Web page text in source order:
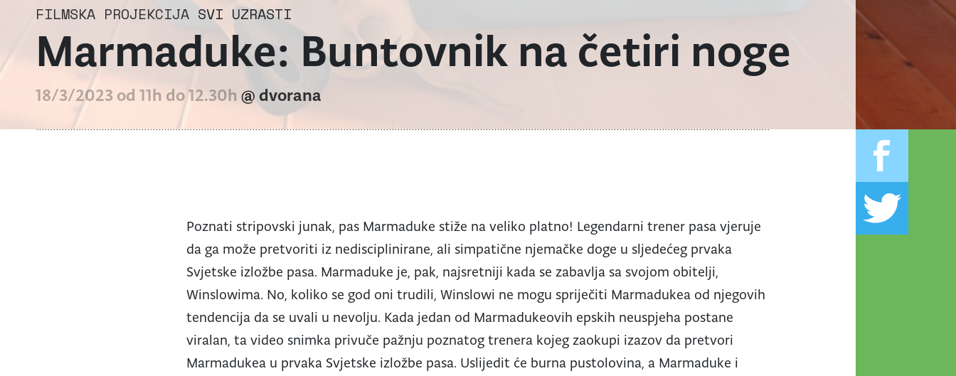
FILMSKA PROJEKCIJA SVI UZRASTI
Marmaduke: Buntovnik na četiri noge
18/3/2023 od 11h do 12.30h @ dvorana
Poznati stripovski junak, pas Marmaduke stiže na veliko platno! Legendarni trener pasa vjeruje
da ga može pretvoriti iz nedisciplinirane, ali simpatične njemačke doge u sljedećeg prvaka
Svjetske izložbe pasa. Marmaduke je, pak, najsretniji kada se zabavlja sa svojom obitelji,
Winslowima. No, koliko se god oni trudili, Winslowi ne mogu spriječiti Marmadukea od njegovih
tendencija da se uvali u nevolju. Kada jedan od Marmadukeovih epskih neuspjeha postane
viralan, ta video snimka privuče pažnju poznatog trenera kojeg zaokupi izazov da pretvori
Marmadukea u prvaka Svjetske izložbe pasa. Uslijedit će burna pustolovina, a Marmaduke i